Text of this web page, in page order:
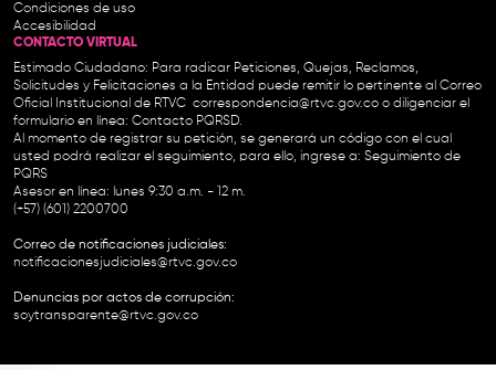
Condiciones de uso
Accesibilidad
CONTACTO VIRTUAL
Estimado Ciudadano: Para radicar Peticiones, Quejas, Reclamos,
Solicitudes y Felicitaciones a la Entidad puede remitir lo pertinente al Correo
Oficial Institucional de RTVC correspondencia@rtvc.gov.co o diligenciar el
formulario en línea: Contacto PQRSD.
Al momento de registrar su petición, se generará un código con el cual
usted podrá realizar el seguimiento, para ello, ingrese a: Seguimiento de
PQRS
Asesor en línea: lunes 9:30 a.m. - 12 m.
(+57) (601) 2200700
Correo de notificaciones judiciales:
notificacionesjudiciales@rtvc.gov.co
Denuncias por actos de corrupción:
soytransparente@rtvc.gov.co